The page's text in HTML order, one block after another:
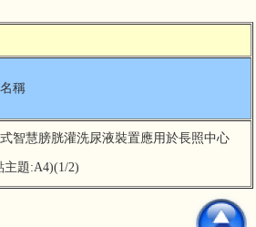
稱
智慧膀胱灌洗尿液裝置應用於長照中心
主題:A4)(1/2)